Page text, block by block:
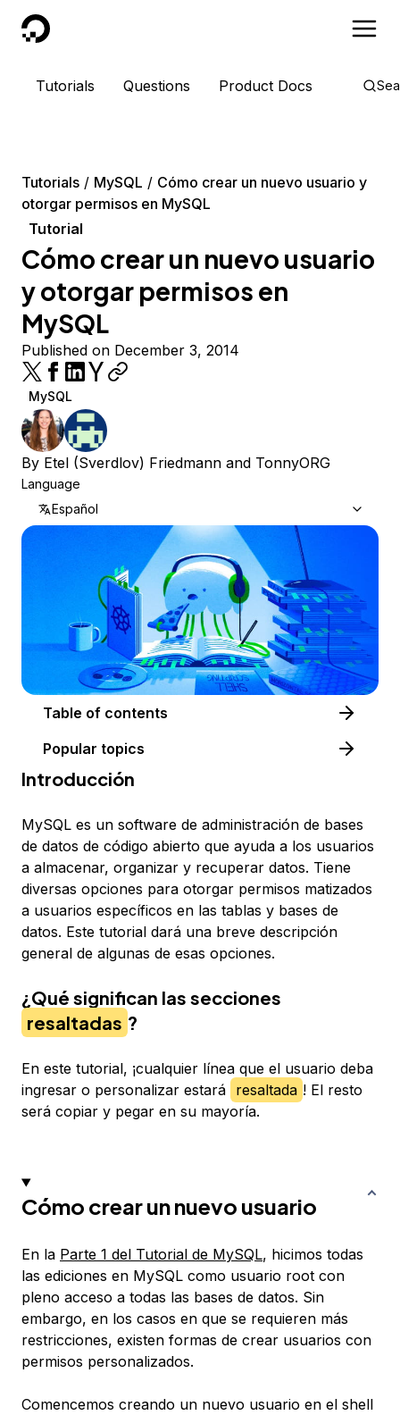
DigitalOcean
Tutorials Questions Product Docs
Tutorials MySQL
Cómo crear un nuevo usuario y
otorgar permisos en MySQL
Tutorial
Cómo crear un nuevo usuario
y otorgar permisos en
MySQL
Published on December 3, 2014
MySQL
By Etel (Sverdlov) Friedmann and TonnyORG
Language
Español
Table of contents
Popular topics
Introducción
MySQL es un software de administración de bases
de datos de código abierto que ayuda a los usuarios
a almacenar, organizar y recuperar datos. Tiene
diversas opciones para otorgar permisos matizados
a usuarios específicos en las tablas y bases de
datos. Este tutorial dará una breve descripción
general de algunas de esas opciones.
¿Qué significan las secciones
resaltadas ?
En este tutorial, ¡cualquier línea que el usuario deba
ingresar o personalizar estará resaltada ! El resto
será copiar y pegar en su mayoría.
Cómo crear un nuevo usuario
En la Parte 1 del Tutorial de MySQL, hicimos todas
las ediciones en MySQL como usuario root con
pleno acceso a todas las bases de datos. Sin
embargo, en los casos en que se requieren más
restricciones, existen formas de crear usuarios con
permisos personalizados.
Comencemos creando un nuevo usuario en el shell